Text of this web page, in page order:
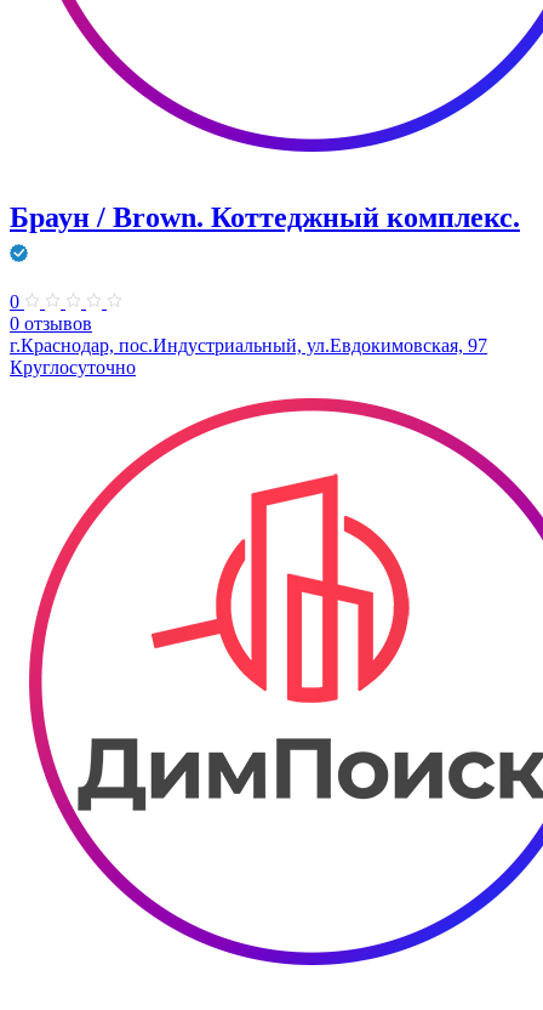
Браун / Brown. Коттеджный комплекс.
0
0 отзывов
г.Краснодар, пос.Индустриальный, ул.Евдокимовская, 97
Круглосуточно